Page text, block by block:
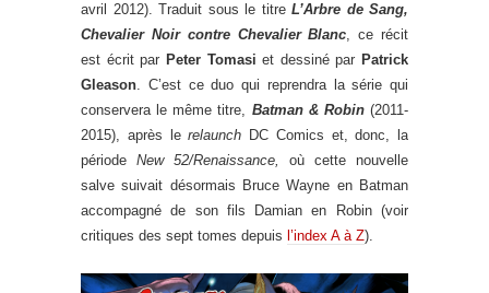
avril 2012). Traduit sous le titre L’Arbre de Sang,
Chevalier Noir contre Chevalier Blanc, ce récit
est écrit par Peter Tomasi et dessiné par Patrick
Gleason. C’est ce duo qui reprendra la série qui
conservera le même titre, Batman & Robin(2011-
2015), après lerelaunch DC Comics et, donc, la
période New 52/Renaissance,
où cette nouvelle
salve suivait désormais Bruce Wayne en Batman
accompagné de son fils Damian en Robin (voir
critiques des sept tomes depuis l’index A à Z).